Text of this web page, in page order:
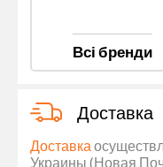
Всі бренди
Доставка
Доставка
Украины (Новая